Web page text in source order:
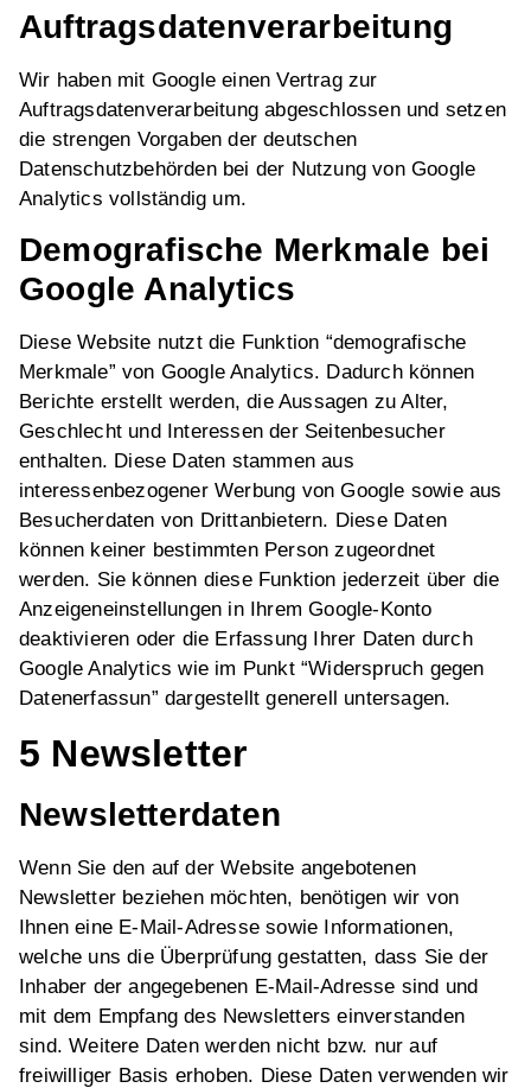
Auftragsdatenverarbeitung
Wir haben mit Google einen Vertrag zur
Auftragsdatenverarbeitung abgeschlossen und setzen
die strengen Vorgaben der deutschen
Datenschutzbehörden bei der Nutzung von Google
Analytics vollständig um.
Demografische Merkmale bei
Google Analytics
Diese Website nutzt die Funktion “demografische
Merkmale” von Google Analytics. Dadurch können
Berichte erstellt werden, die Aussagen zu Alter,
Geschlecht und Interessen der Seitenbesucher
enthalten. Diese Daten stammen aus
interessenbezogener Werbung von Google sowie aus
Besucherdaten von Drittanbietern. Diese Daten
können keiner bestimmten Person zugeordnet
werden. Sie können diese Funktion jederzeit über die
Anzeigeneinstellungen in Ihrem Google-Konto
deaktivieren oder die Erfassung Ihrer Daten durch
Google Analytics wie im Punkt “Widerspruch gegen
Datenerfassun” dargestellt generell untersagen.
5 Newsletter
Newsletterdaten
Wenn Sie den auf der Website angebotenen
Newsletter beziehen möchten, benötigen wir von
Ihnen eine E-Mail-Adresse sowie Informationen,
welche uns die Überprüfung gestatten, dass Sie der
Inhaber der angegebenen E-Mail-Adresse sind und
mit dem Empfang des Newsletters einverstanden
sind. Weitere Daten werden nicht bzw. nur auf
freiwilliger Basis erhoben. Diese Daten verwenden wir